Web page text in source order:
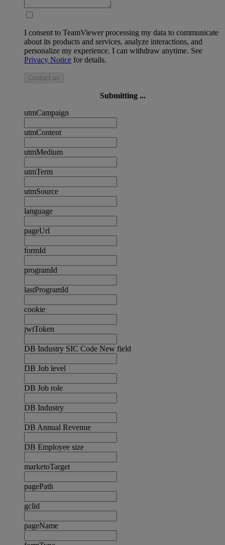
I consent to TeamViewer processing my data to communicate
about its products and services, analyze interactions, and
personalize my experience. I can withdraw anytime. See
Privacy Notice for details.
Contact us
Submitting ...
utmCampaign
utmContent
utmMedium
utmTerm
utmSource
language
pageUrl
formId
programId
lastProgramId
cookie
jwtToken
DB Industry SIC Code New field
DB Job level
DB Job role
DB Industry
DB Annual Revenue
DB Employee size
marketoTarget
pagePath
gclid
pageName